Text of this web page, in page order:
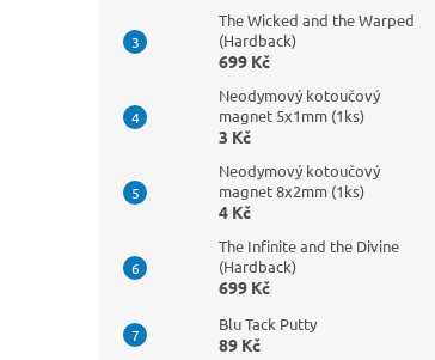
The Wicked and the Warped
(Hardback)
699 Kč
Neodymový kotoučový
magnet 5x1mm (1ks)
3 Kč
Neodymový kotoučový
magnet 8x2mm (1ks)
4 Kč
The Infinite and the Divine
(Hardback)
699 Kč
Blu Tack Putty
89 Kč